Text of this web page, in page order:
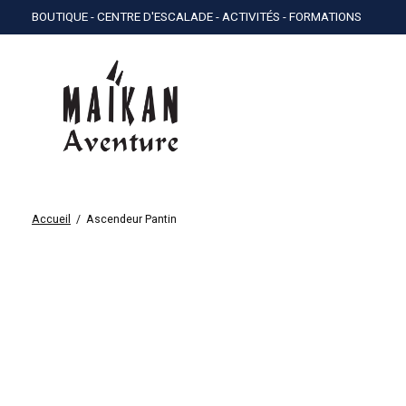
BOUTIQUE - CENTRE D'ESCALADE - ACTIVITÉS - FORMATIONS
Accueil / Ascendeur Pantin